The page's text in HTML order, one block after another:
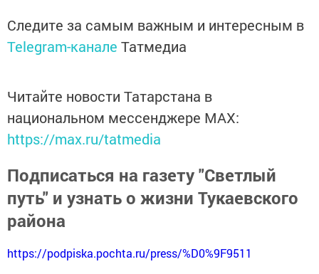
Следите за самым важным и интересным в
Telegram-канале Татмедиа
Читайте новости Татарстана в
национальном мессенджере MАХ:
https://max.ru/tatmedia
Подписаться на газету "Светлый
путь" и узнать о жизни Тукаевского
района
https://podpiska.pochta.ru/press/%D0%9F9511